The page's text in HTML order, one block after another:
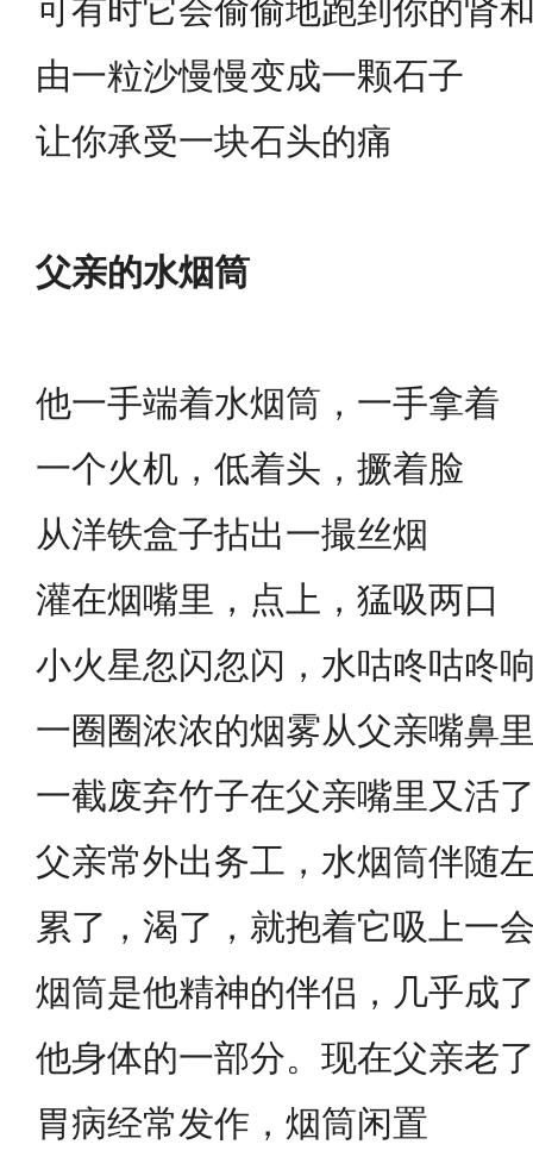
可有时它会偷偷地跑到你的肾
由一粒沙慢慢变成一颗石子
让你承受一块石头的痛
父亲的水烟筒
他一手端着水烟筒，一手拿着
一个火机，低着头，撅着脸
从洋铁盒子拈出一撮丝烟
灌在烟嘴里，点上，猛吸两口
小火星忽闪忽闪，水咕咚咕咚
一圈圈浓浓的烟雾从父亲嘴鼻
一截废弃竹子在父亲嘴里又活
父亲常外出务工，水烟筒伴随
累了，渴了，就抱着它吸上一
烟筒是他精神的伴侣，几乎成
他身体的一部分。现在父亲老
胃病经常发作，烟筒闲置